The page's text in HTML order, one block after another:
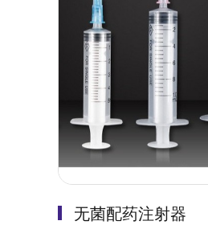
无菌配药注射器